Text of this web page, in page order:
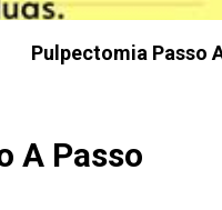
Pulpectomia Passo
A Passo